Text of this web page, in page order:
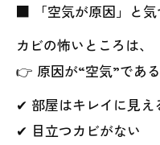
■ 「空気が原因」と気
カビの怖いところは、
👉 原因が“空気”であ
✔ 部屋はキレイに見え
✔ 目立つカビがない